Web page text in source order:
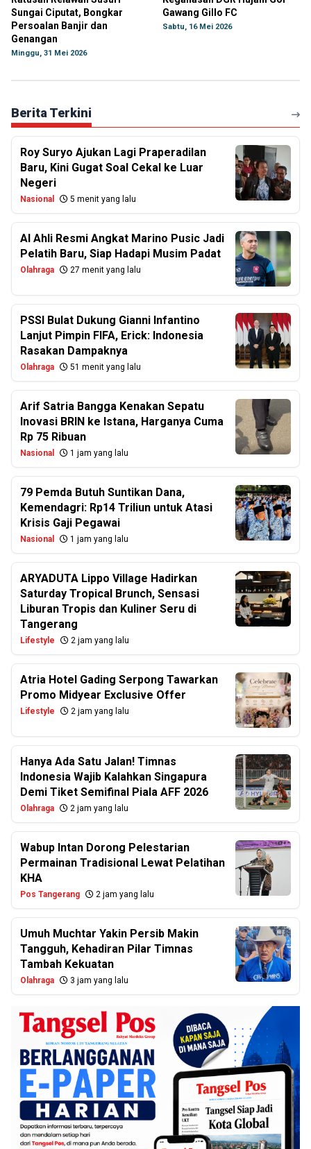
Sungai Ciputat, Bongkar
Persoalan Banjir dan
Genangan
Minggu, 31 Mei 2026
Gawang Gillo FC
Sabtu, 16 Mei 2026
Berita Terkini
Roy Suryo Ajukan Lagi Praperadilan
Baru, Kini Gugat Soal Cekal ke Luar
Negeri
Nasional 5 menit yang lalu
Al Ahli Resmi Angkat Marino Pusic Jadi
Pelatih Baru, Siap Hadapi Musim Padat
Olahraga 27 menit yang lalu
PSSI Bulat Dukung Gianni Infantino
Lanjut Pimpin FIFA, Erick: Indonesia
Rasakan Dampaknya
Olahraga 51 menit yang lalu
Arif Satria Bangga Kenakan Sepatu
Inovasi BRIN ke Istana, Harganya Cuma
Rp 75 Ribuan
Nasional 1 jam yang lalu
79 Pemda Butuh Suntikan Dana,
Kemendagri: Rp14 Triliun untuk Atasi
Krisis Gaji Pegawai
Nasional 1 jam yang lalu
ARYADUTA Lippo Village Hadirkan
Saturday Tropical Brunch, Sensasi
Liburan Tropis dan Kuliner Seru di
Tangerang
Lifestyle 2 jam yang lalu
Atria Hotel Gading Serpong Tawarkan
Promo Midyear Exclusive Offer
Lifestyle 2 jam yang lalu
Hanya Ada Satu Jalan! Timnas
Indonesia Wajib Kalahkan Singapura
Demi Tiket Semifinal Piala AFF 2026
Olahraga 2 jam yang lalu
Wabup Intan Dorong Pelestarian
Permainan Tradisional Lewat Pelatihan
KHA
Pos Tangerang 2 jam yang lalu
Umuh Muchtar Yakin Persib Makin
Tangguh, Kehadiran Pilar Timnas
Tambah Kekuatan
Olahraga 3 jam yang lalu